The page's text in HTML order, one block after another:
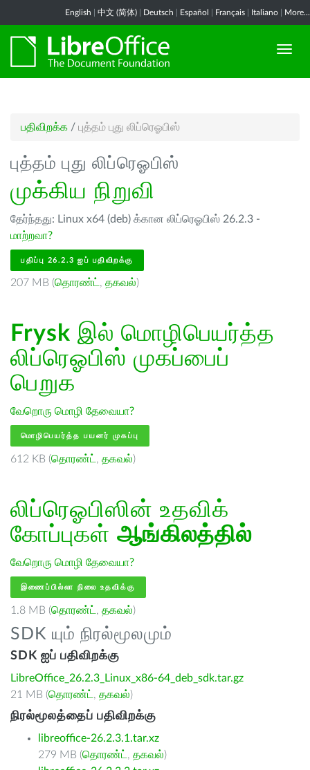
English 中文 (简体) Deutsch Español Français Italiano More...
பதிவிறக்க / புத்தம் புது லிப்ரெஓபிஸ்
புத்தம் புது லிப்ரெஓபிஸ்
முக்கிய நிறுவி
தேர்ந்தது: Linux x64 (deb) க்கான லிப்ரெஓபிஸ் 26.2.3 -
மாற்றவா?
பதிப்பு 26.2.3 ஐப் பதிவிறக்கு
207 MB (தொரண்ட் , தகவல்)
Frysk இல் மொழிபெயர்த்த
லிப்ரெஓபிஸ் முகப்பைப்
பெறுக
வேறொரு மொழி தேவையா?
மொழிபெயர்த்த பயனர் முகப்பு
612 KB (தொரண்ட் , தகவல்)
லிப்ரெஓபிஸின் உதவிக்
கோப்புகள் ஆங்கிலத்தில்
வேறொரு மொழி தேவையா?
இணைப்பில்லா நிலை உதவிக்கு
1.8 MB (தொரண்ட் , தகவல்)
SDK யும் நிரல்மூலமும்
SDK ஐப் பதிவிறக்கு
LibreOffice_26.2.3_Linux_x86-64_deb_sdk.tar.gz
21 MB (தொரண்ட் , தகவல்)
நிரல்மூலத்தைப் பதிவிறக்கு
libreoffice-26.2.3.1.tar.xz
279 MB (தொரண்ட் , தகவல்)